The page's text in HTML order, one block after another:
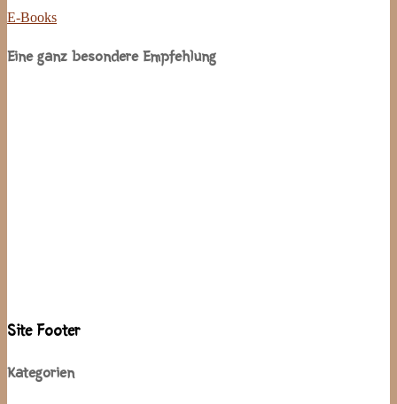
E-Books
Eine ganz besondere Empfehlung
Site Footer
Kategorien